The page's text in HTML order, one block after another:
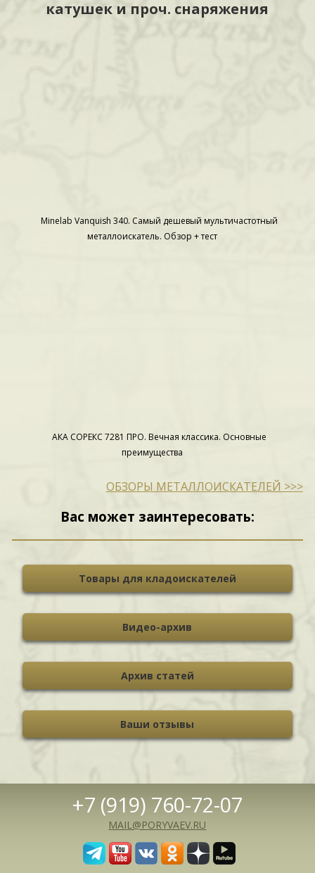
катушек и проч. снаряжения
Minelab Vanquish 340. Самый дешевый мультичастотный
металлоискатель. Обзор + тест
АКА СОРЕКС 7281 ПРО. Вечная классика. Основные
преимущества
ОБЗОРЫ МЕТАЛЛОИСКАТЕЛЕЙ >>>
Вас может заинтересовать:
Товары для кладоискателей
Видео-архив
Архив статей
Ваши отзывы
+7 (919) 760-72-07
MAIL@PORYVAEV.RU